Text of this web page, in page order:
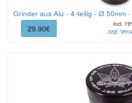
Grinder aus Alu - 4-teilig - Ø 50mm -
29.90€
Incl.
zzgl.